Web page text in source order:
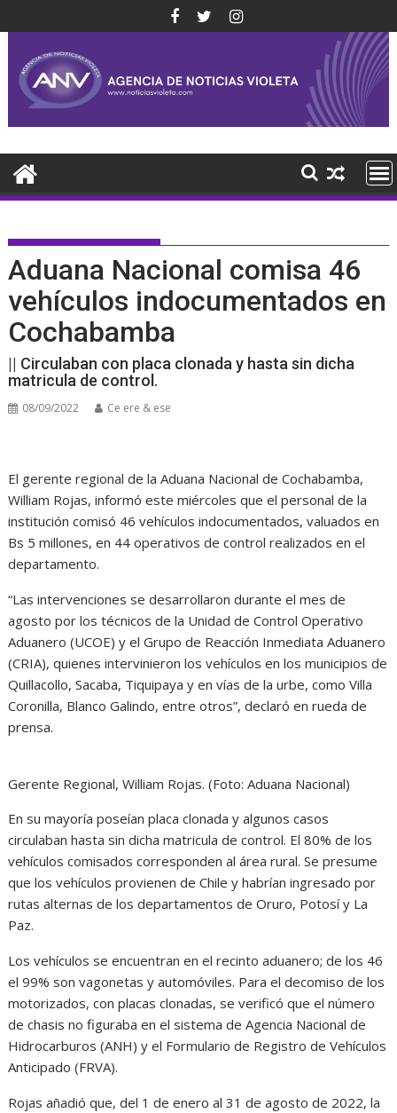
al
contenido
Aduana Nacional comisa 46
vehículos indocumentados en
Cochabamba
|| Circulaban con placa clonada y hasta sin dicha
matricula de control.
08/09/2022 Ce ere & ese
El gerente regional de la Aduana Nacional de Cochabamba,
William Rojas, informó este miércoles que el personal de la
institución comisó 46 vehículos indocumentados, valuados en
Bs 5 millones, en 44 operativos de control realizados en el
departamento.
“Las intervenciones se desarrollaron durante el mes de
agosto por los técnicos de la Unidad de Control Operativo
Aduanero (UCOE) y el Grupo de Reacción Inmediata Aduanero
(CRIA), quienes intervinieron los vehículos en los municipios de
Quillacollo, Sacaba, Tiquipaya y en vías de la urbe, como Villa
Coronilla, Blanco Galindo, entre otros”, declaró en rueda de
prensa.
Gerente Regional, William Rojas. (Foto: Aduana Nacional)
En su mayoría poseían placa clonada y algunos casos
circulaban hasta sin dicha matricula de control. El 80% de los
vehículos comisados corresponden al área rural. Se presume
que los vehículos provienen de Chile y habrían ingresado por
rutas alternas de los departamentos de Oruro, Potosí y La
Paz.
Los vehículos se encuentran en el recinto aduanero; de los 46
el 99% son vagonetas y automóviles. Para el decomiso de los
motorizados, con placas clonadas, se verificó que el número
de chasis no figuraba en el sistema de Agencia Nacional de
Hidrocarburos (ANH) y el Formulario de Registro de Vehículos
Anticipado (FRVA).
Rojas añadió que, del 1 de enero al 31 de agosto de 2022, la